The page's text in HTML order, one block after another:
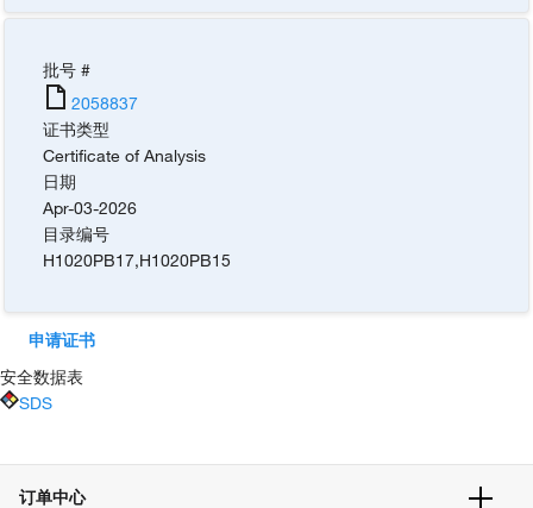
批号 #
2058837
证书类型
Certificate of Analysis
日期
Apr-03-2026
目录编号
H1020PB17,H1020PB15
申请证书
安全数据表
SDS
订单中心